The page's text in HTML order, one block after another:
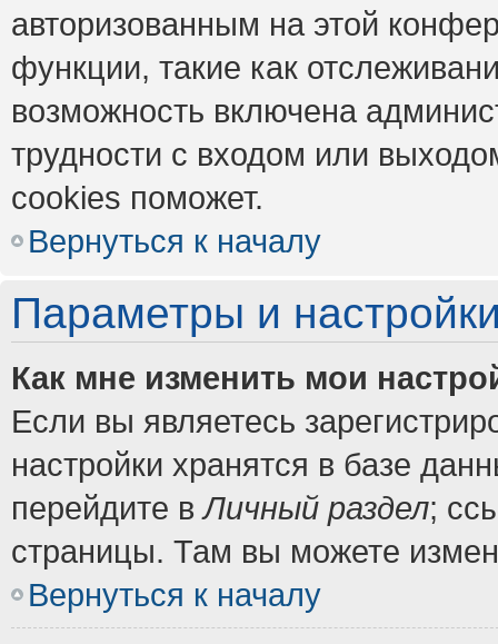
авторизованным на этой
функции, такие как
возможность включена
трудности с входом или
cookies поможет.
Вернуться к началу
Параметры и
Как мне изменить мои
Если вы являетесь
настройки хранятся в базе
перейдите вЛичный раздел;
страницы. Там вы можете
Вернуться к началу